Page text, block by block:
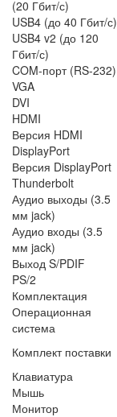
(20 Гбит/с)
USB4 (до 40 Гбит/с)
USB4 v2 (до 120
Гбит/с)
COM-порт (RS-232)
VGA
DVI
HDMI
Версия HDMI
DisplayPort
Версия DisplayPort
Thunderbolt
Аудио выходы (3.5
мм jack)
Аудио входы (3.5
мм jack)
Выход S/PDIF
PS/2
Комплектация
Операционная
система
Комплект поставки
Клавиатура
Мышь
Монитор